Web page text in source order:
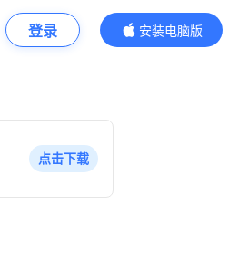
登录
安装电脑版
内容更精彩
点击下载